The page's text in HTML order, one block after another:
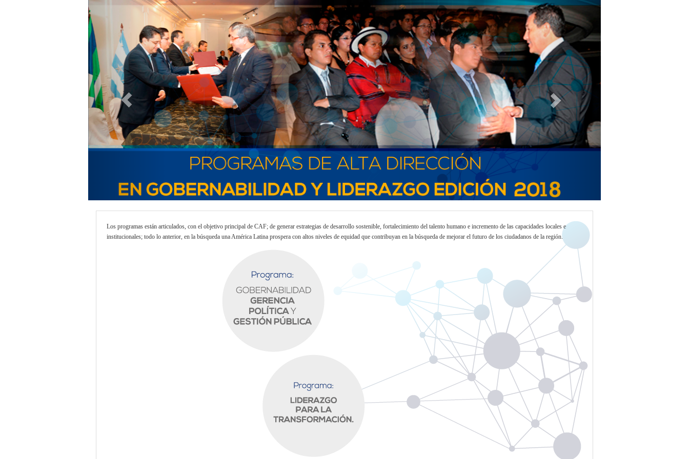
Previous Next
Los programas están articulados, con el objetivo principal de CAF; de generar estrategias de desarrollo sostenible, fortalecimiento del talento humano e incremento de las capacidades locales e
institucionales; todo lo anterior, en la búsqueda una América Latina prospera con altos niveles de equidad que contribuyan en la búsqueda de mejorar el futuro de los ciudadanos de la región.